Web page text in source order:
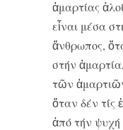
ἁμαρτίας
εἶναι μέσα
ἄνθρωπος,
στήν
τῶν
ὅταν δέν τίς
ἀπό τήν ψυχή